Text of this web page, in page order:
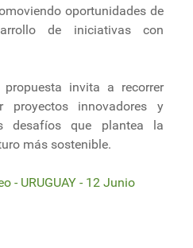
oportunidades de
de iniciativas con
invita a recorrer
proyectos innovadores y
desafíos que plantea la
más sostenible.
- URUGUAY - 12 Junio